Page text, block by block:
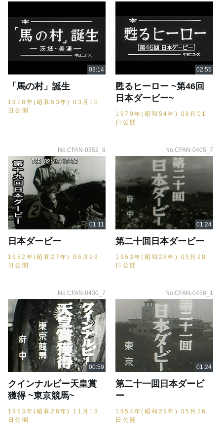
「馬の村」誕生
1978年(昭和53年) 03月10
日公開
甦るヒーロー ~第46回
日本ダービー~
1979年(昭和54年) 06月01
日公開
No.CFAN-0352_8
日本ダービー
1952年(昭和27年) 05月29
日公開
No.CFAN-0405_7
第二十囬日本ダービー
1953年(昭和28年) 05月28
日公開
No.CFAN-0430_7
クインナルビー天皇賞
獲得 ~東京競馬~
1953年(昭和28年) 11月18
日公開
No.CFAN-0458_1
第二十一囬日本ダービ
ー
1954年(昭和29年) 05月26
日公開